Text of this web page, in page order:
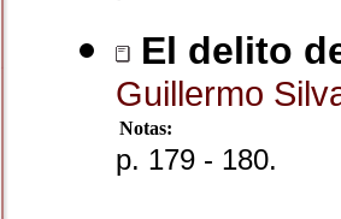
El delito
Guillermo
Notas:
p. 179 - 180.